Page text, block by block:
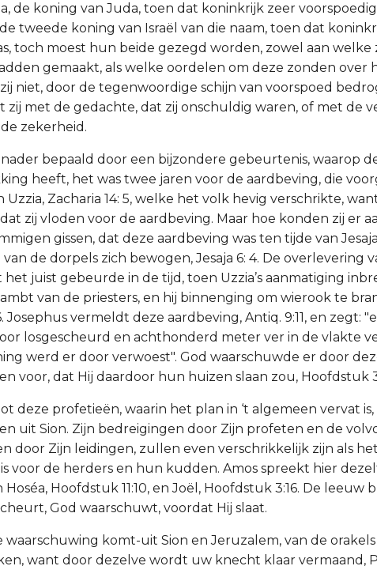
de koning van Juda, toen dat koninkrijk zeer voorspoedig
tweede koning van Israël van die naam, toen dat
toch moest hun beide gezegd worden, zowel aan welke
gemaakt, als welke oordelen om deze zonden over
niet, door de tegenwoordige schijn van voorspoed
zij met de gedachte, dat zij onschuldig waren, of met de
zekerheid.
nader bepaald door een bijzondere gebeurtenis, waarop
heeft, het was twee jaren voor de aardbeving, die
Uzzia, Zacharia 14: 5, welke het volk hevig verschrikte,
zij vloden voor de aardbeving. Maar hoe konden zij er
gissen, dat deze aardbeving was ten tijde van
de dorpels zich bewogen, Jesaja 6: 4. De overlevering
het juist gebeurde in de tijd, toen Uzzia’s aanmatiging
van de priesters, en hij binnenging om wierook te
Josephus vermeldt deze aardbeving, Antiq. 9:11, en zegt:
losgescheurd en achthonderd meter ver in de vlakte
werd er door verwoest". God waarschuwde er door
voor, dat Hij daardoor hun huizen slaan zou, Hoofdstuk
deze profetieën, waarin het plan in ‘t algemeen vervat is,
uit Sion. Zijn bedreigingen door Zijn profeten en de
door Zijn leidingen, zullen even verschrikkelijk zijn als
voor de herders en hun kudden. Amos spreekt hier
Hoofdstuk 11:10, en Joël, Hoofdstuk 3:16. De leeuw
God waarschuwt, voordat Hij slaat.
waarschuwing komt-uit Sion en Jeruzalem, van de orakels
want door dezelve wordt uw knecht klaar vermaand,